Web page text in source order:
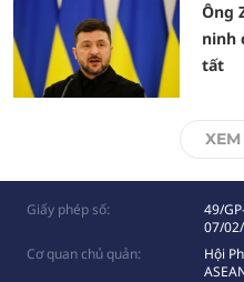
Ông
ninh
tất
Giấy phép số:
49/
07/
Cơ quan chủ quản:
Hội